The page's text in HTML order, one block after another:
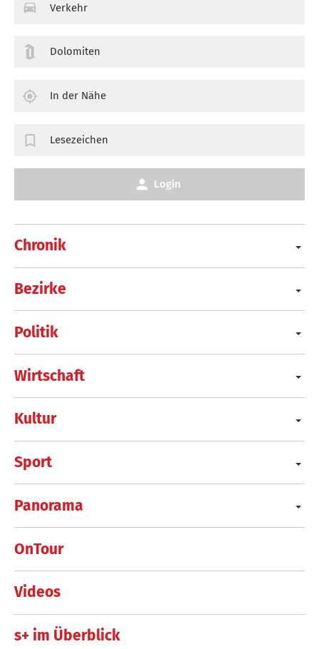
Chronik
Bezirke
Politik
Wirtschaft
Kultur
Sport
Panorama
OnTour
Videos
s+ im Überblick
Verkehr
Dolomiten
In der Nähe
Lesezeichen
Login